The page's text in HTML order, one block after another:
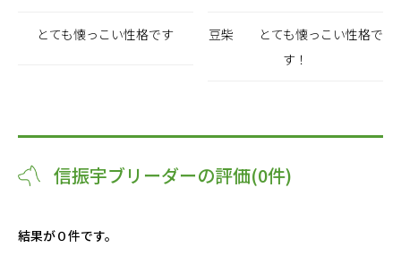
とても懐っこい性格です
豆柴 とても懐っこい性格で
す！
信振宇ブリーダーの評価(0件)
結果が０件です。